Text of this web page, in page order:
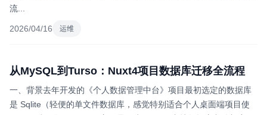
流...
2026/04/16 运维
从MySQL到Turso：Nuxt4项目数据库迁移全流程
一、背景去年开发的《个人数据管理中台》项目最初选定的数据库
是 Sqlite（轻便的单文件数据库，感觉特别适合个人桌面端项目使